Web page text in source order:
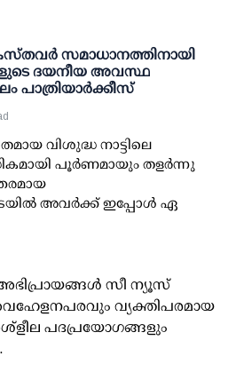
സമാധാനത്തിനായി
ദയനീയ അവസ്ഥ
പാത്രിയാർക്കീസ്
വിശുദ്ധ നാട്ടിലെ
പൂർണമായും തളർന്നു
അവർക്ക് ഇപ്പോൾ ഏ
സീ ന്യൂസ്
വ്യക്തിപരമായ
പദപ്രയോഗങ്ങളും